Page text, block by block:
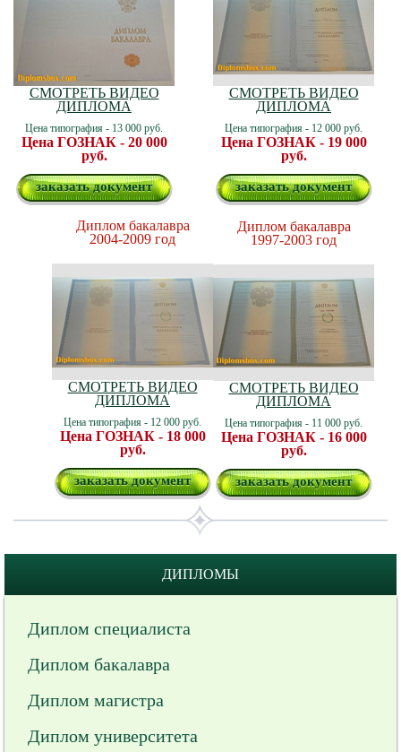
СМОТРЕТЬ ВИДЕО
ДИПЛОМА
Цена типография - 13 000 руб.
Цена ГОЗНАК - 20 000
руб.
заказать документ
СМОТРЕТЬ ВИДЕО
ДИПЛОМА
Цена типография - 12 000 руб.
Цена ГОЗНАК - 19 000
руб.
заказать документ
Диплом бакалавра
2004-2009 год
СМОТРЕТЬ ВИДЕО
ДИПЛОМА
Цена типография - 12 000 руб.
Цена ГОЗНАК - 18 000
руб.
заказать документ
Диплом бакалавра
1997-2003 год
СМОТРЕТЬ ВИДЕО
ДИПЛОМА
Цена типография - 11 000 руб.
Цена ГОЗНАК - 16 000
руб.
заказать документ
ДИПЛОМЫ
Диплом специалиста
Диплом бакалавра
Диплом магистра
Диплом университета